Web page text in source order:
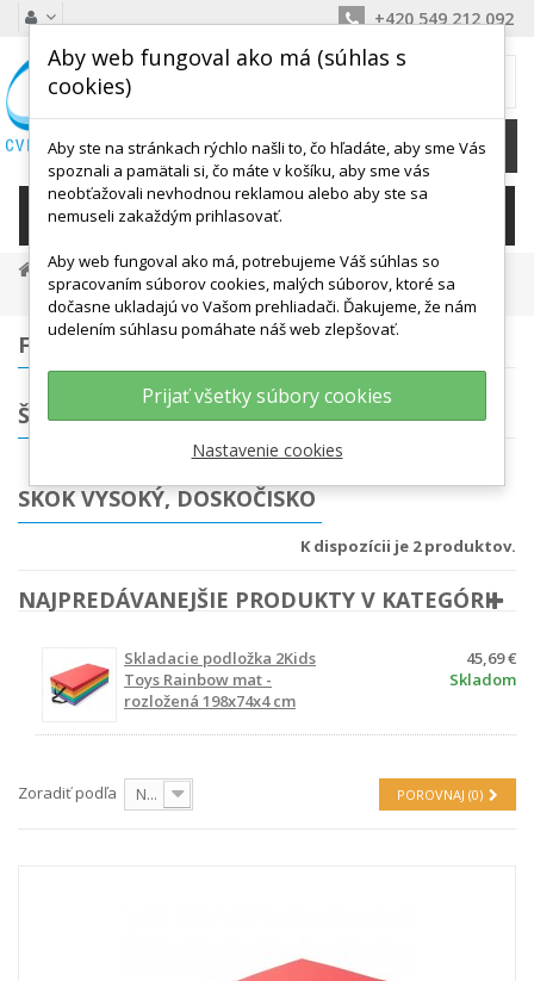
+420 549 212 092
KATEGÓRIE
Vybavenie Pre Športy
Atletika
Skok Vysoký, Doskočisko
FILTROVANIE
ŠTÍTKY
SKOK VYSOKÝ, DOSKOČISKO
K dispozícii je 2 produktov.
NAJPREDÁVANEJŠIE PRODUKTY V KATEGÓRII
Skladacie podložka 2Kids
Toys Rainbow mat -
rozložená 198x74x4 cm
45,69 €
Skladom
POROVNAJ (0)
Zoradiť podľa Na sklade
Aby web fungoval ako má (súhlas s
cookies)
Aby ste na stránkach rýchlo našli to, čo hľadáte, aby sme Vás
spoznali a pamätali si, čo máte v košíku, aby sme vás
neobťažovali nevhodnou reklamou alebo aby ste sa
nemuseli zakaždým prihlasovať.
Aby web fungoval ako má, potrebujeme Váš súhlas so
spracovaním súborov cookies, malých súborov, ktoré sa
dočasne ukladajú vo Vašom prehliadači. Ďakujeme, že nám
udelením súhlasu pomáhate náš web zlepšovať.
Prijať všetky súbory cookies
Nastavenie cookies